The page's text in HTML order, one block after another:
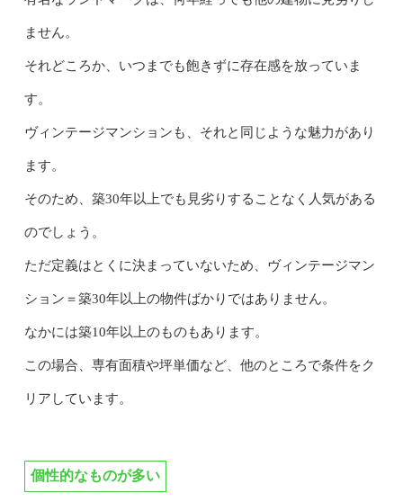
ません。
それどころか、いつまでも飽きずに存在感を放っていま
す。
ヴィンテージマンションも、それと同じような魅力があり
ます。
そのため、築30年以上でも見劣りすることなく人気がある
のでしょう。
ただ定義はとくに決まっていないため、ヴィンテージマン
ション＝築30年以上の物件ばかりではありません。
なかには築10年以上のものもあります。
この場合、専有面積や坪単価など、他のところで条件をク
リアしています。
個性的なものが多い